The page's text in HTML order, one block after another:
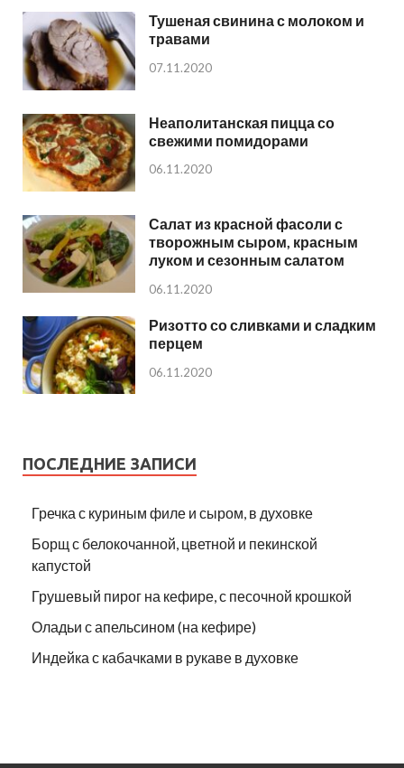
Тушеная свинина с молоком и
травами
07.11.2020
Неаполитанская пицца со
свежими помидорами
06.11.2020
Салат из красной фасоли с
творожным сыром, красным
луком и сезонным салатом
06.11.2020
Ризотто со сливками и сладким
перцем
06.11.2020
ПОСЛЕДНИЕ ЗАПИСИ
Гречка с куриным филе и сыром, в духовке
Борщ с белокочанной, цветной и пекинской
капустой
Грушевый пирог на кефире, с песочной крошкой
Оладьи с апельсином (на кефире)
Индейка с кабачками в рукаве в духовке